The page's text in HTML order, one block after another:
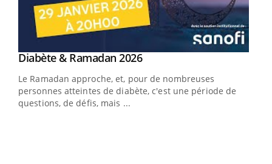
Youtube
Diabète & Ramadan 2026Youtube
Le Ramadan approche, et, pour de nombreuses
personnes atteintes de diabète, c'est une période de
questions, de défis, mais ...